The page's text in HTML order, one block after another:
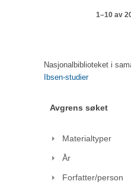
1–10 av
Nasjonalbiblioteket i
Ibsen-studier
Avgrens søket
Materialtyper
År
Forfatter/person